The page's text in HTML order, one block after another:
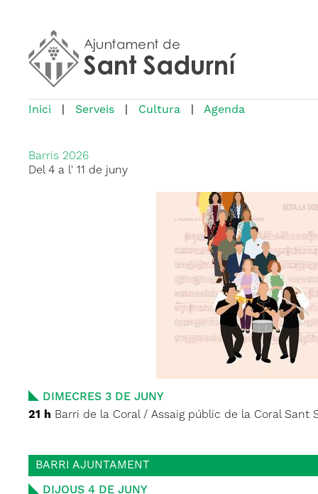
Inici Serveis Cultura Agenda
Barris 2026
Del 4 a l' 11 de juny
DIMECRES 3 DE JUNY
21 h Barri de la Coral / Assaig públic de la Coral Sant
BARRI AJUNTAMENT
DIJOUS 4 DE JUNY